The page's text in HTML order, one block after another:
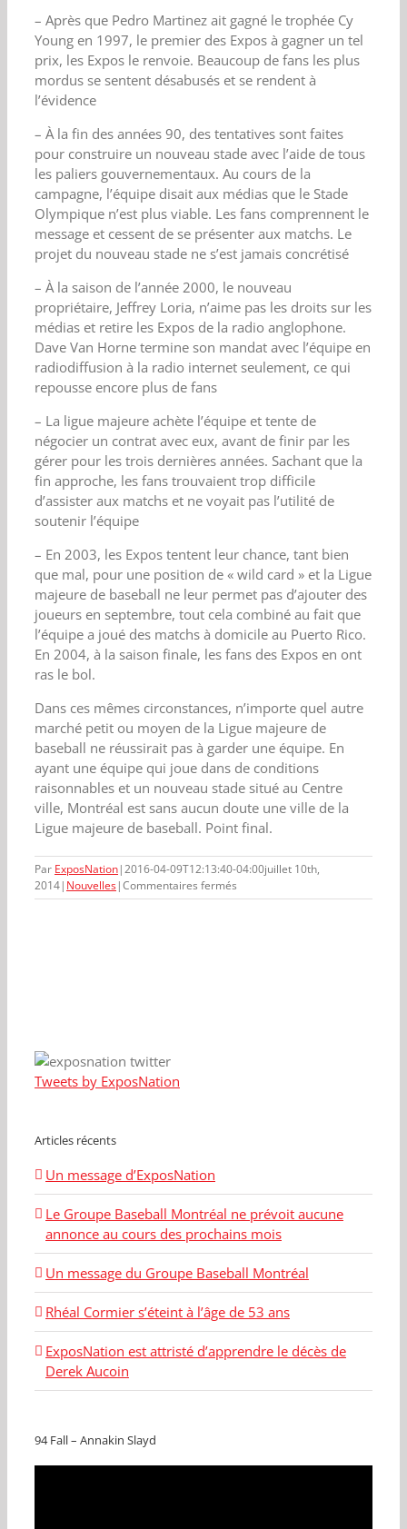
– Après que Pedro Martinez ait gagné le trophée Cy
Young en 1997, le premier des Expos à gagner un tel
prix, les Expos le renvoie. Beaucoup de fans les plus
mordus se sentent désabusés et se rendent à
l’évidence
– À la fin des années 90, des tentatives sont faites
pour construire un nouveau stade avec l’aide de tous
les paliers gouvernementaux. Au cours de la
campagne, l’équipe disait aux médias que le Stade
Olympique n’est plus viable. Les fans comprennent le
message et cessent de se présenter aux matchs. Le
projet du nouveau stade ne s’est jamais concrétisé
– À la saison de l’année 2000, le nouveau
propriétaire, Jeffrey Loria, n’aime pas les droits sur les
médias et retire les Expos de la radio anglophone.
Dave Van Horne termine son mandat avec l’équipe en
radiodiffusion à la radio internet seulement, ce qui
repousse encore plus de fans
– La ligue majeure achète l’équipe et tente de
négocier un contrat avec eux, avant de finir par les
gérer pour les trois dernières années. Sachant que la
fin approche, les fans trouvaient trop difficile
d’assister aux matchs et ne voyait pas l’utilité de
soutenir l’équipe
– En 2003, les Expos tentent leur chance, tant bien
que mal, pour une position de « wild card » et la Ligue
majeure de baseball ne leur permet pas d’ajouter des
joueurs en septembre, tout cela combiné au fait que
l’équipe a joué des matchs à domicile au Puerto Rico.
En 2004, à la saison finale, les fans des Expos en ont
ras le bol.
Dans ces mêmes circonstances, n’importe quel autre
marché petit ou moyen de la Ligue majeure de
baseball ne réussirait pas à garder une équipe. En
ayant une équipe qui joue dans de conditions
raisonnables et un nouveau stade situé au Centre
ville, Montréal est sans aucun doute une ville de la
Ligue majeure de baseball. Point final.
Par ExposNation|2016-04-09T12:13:40-04:00juillet 10th,
2014| Nouvelles|Commentaires fermés
Pourquoi
Tweets by ExposNation
Articles récents
Un message d’ExposNation
Le Groupe Baseball Montréal ne prévoit aucune
annonce au cours des prochains mois
Un message du Groupe Baseball Montréal
Rhéal Cormier s’éteint à l’âge de 53 ans
ExposNation est attristé d’apprendre le décès de
Derek Aucoin
94 Fall – Annakin Slayd